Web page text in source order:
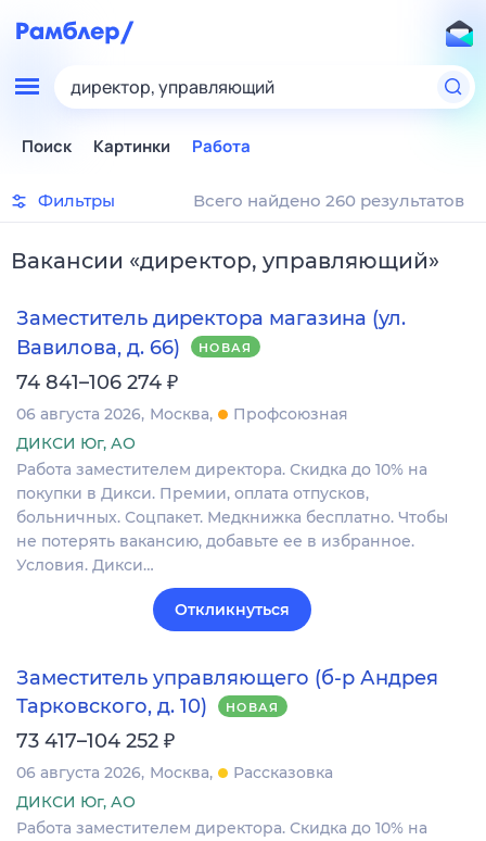
директор, управляющий
Поиск Картинки Работа
Фильтры Всего найдено 260 результатов
Вакансии «директор, управляющий»
Заместитель директора магазина (ул.
Вавилова, д. 66)
НОВАЯ
74 841–106 274 ₽
06 августа 2026 Москва
Профсоюзная
ДИКСИ Юг, АО
Работа заместителем директора. Скидка до 10% на
покупки в Дикси. Премии, оплата отпусков,
больничных. Соцпакет. Медкнижка бесплатно. Чтобы
не потерять вакансию, добавьте ее в избранное.
Условия. Дикси…
Откликнуться
Заместитель управляющего (б-р Андрея
Тарковского, д. 10)
НОВАЯ
73 417–104 252 ₽
06 августа 2026 Москва
Рассказовка
ДИКСИ Юг, АО
Работа заместителем директора. Скидка до 10% на